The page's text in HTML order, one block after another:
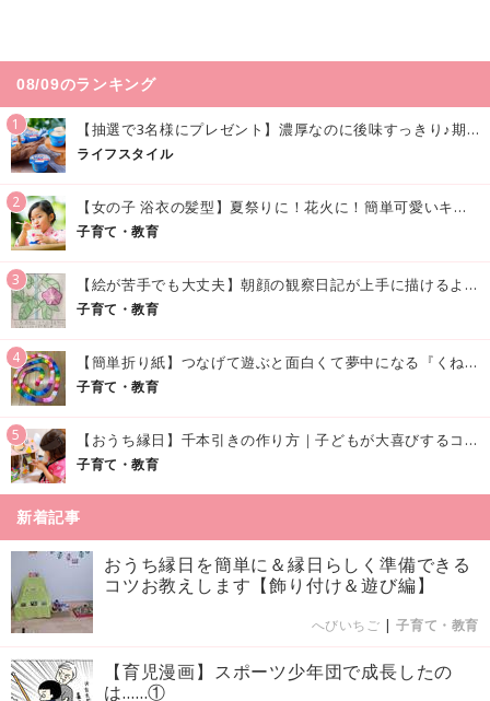
08/09のランキング
1 【抽選で3名様にプレゼント】濃厚なのに後味すっきり♪期間限定の「メイトーのなめらかプリン カルピス®入りソース」で夏を味わおう！
ライフスタイル
2 【女の子 浴衣の髪型】夏祭りに！花火に！簡単可愛いキッズの浴衣ヘアアレンジまとめ
子育て・教育
3 【絵が苦手でも大丈夫】朝顔の観察日記が上手に描けるようになる方法｜イラスト付き
子育て・教育
4 【簡単折り紙】つなげて遊ぶと面白くて夢中になる『くねくねへびさんの作り方』
子育て・教育
5 【おうち縁日】千本引きの作り方｜子どもが大喜びするコツやアイデア♪
子育て・教育
新着記事
おうち縁日を簡単に＆縁日らしく準備できる
コツお教えします【飾り付け＆遊び編】
へびいちご |子育て・教育
【育児漫画】スポーツ少年団で成長したの
は……①